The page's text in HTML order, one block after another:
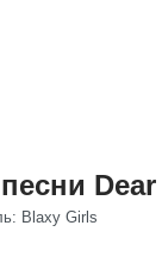
Blaxy Girls